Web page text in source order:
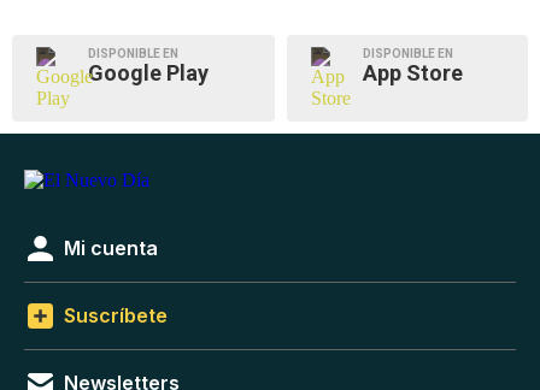
DISPONIBLE EN
Google Play
DISPONIBLE EN
App Store
Mi cuenta
Suscríbete
Newsletters